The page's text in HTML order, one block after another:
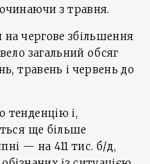
з травня.
на чергове збільшення
загальний обсяг
травень і червень до
тенденцію і,
ще більше
— на 411 тис. б/д,